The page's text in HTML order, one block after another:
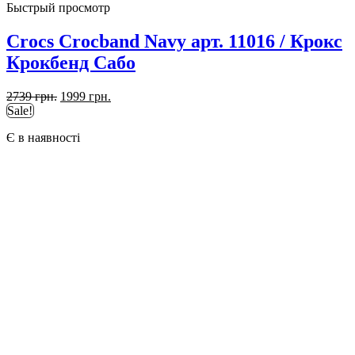
Быстрый просмотр
Crocs Crocband Navy арт. 11016 / Крокс
Крокбенд Сабо
2739грн. Первоначальная
2739 грн..
1999 грн.
Sale!
Є в наявності